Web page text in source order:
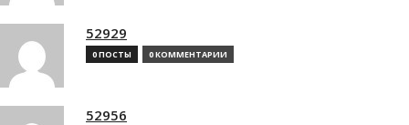
52929
0 ПОСТЫ 0 КОММЕНТАРИИ
52956